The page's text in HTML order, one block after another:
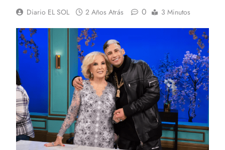
Diario EL SOL 2 Años Atrás 0 3 Minutos